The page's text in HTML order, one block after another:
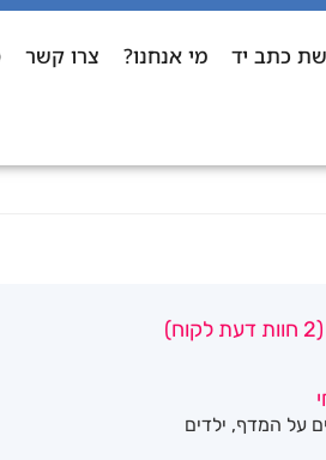
כתב יד מי אנחנו? צרו קשר
(
2 חוות דעת לקוח)
על המדף, ילדים